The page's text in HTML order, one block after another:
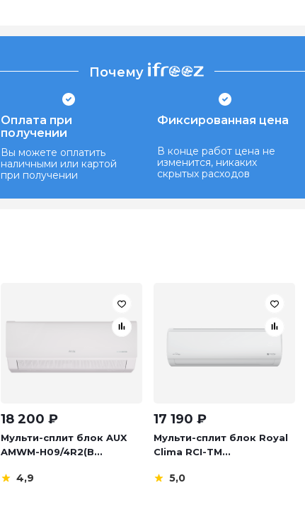
Почему
Оплата при
получении
Вы можете оплатить
наличными или картой
при получении
Фиксированная цена
В конце работ цена не
изменится, никаких
скрытых расходов
18 200 ₽
Мульти-сплит блок AUX
AMWM-H09/4R2(B...
4,9
17 190 ₽
Мульти-сплит блок Royal
Clima RCI-TM...
5,0